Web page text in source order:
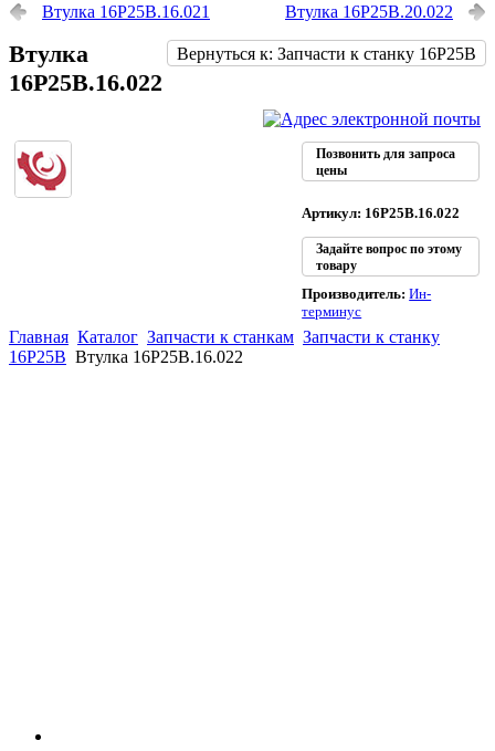
Втулка 16Р25В.16.021 Втулка 16Р25В.20.022
Вернуться к: Запчасти к станку 16Р25В
Втулка
16Р25В.16.022
Позвонить для запроса
цены
Артикул: 16Р25В.16.022
Задайте вопрос по этому
товару
Производитель:Ин-
терминус
Главная Каталог Запчасти к станкам Запчасти к станку
16Р25В Втулка 16Р25В.16.022